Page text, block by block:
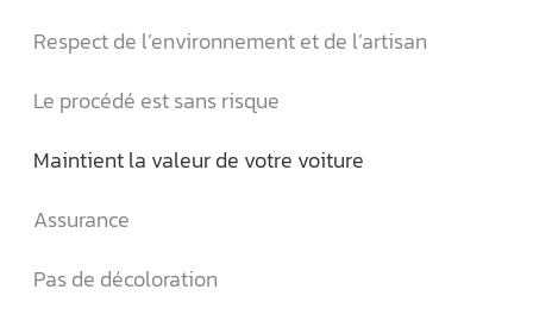
Respect de l’environnement et de l’artisan
Le procédé est sans risque
Maintient la valeur de votre voiture
Assurance
Pas de décoloration